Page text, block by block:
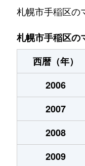
稲穂３条
稲穂３条
新発寒５条
手稲本町１条
手稲本町２条
手稲本町２条
手稲本町３条
札幌市手稲区の
札幌市手稲区の
西暦（年）
2006
2007
2008
2009